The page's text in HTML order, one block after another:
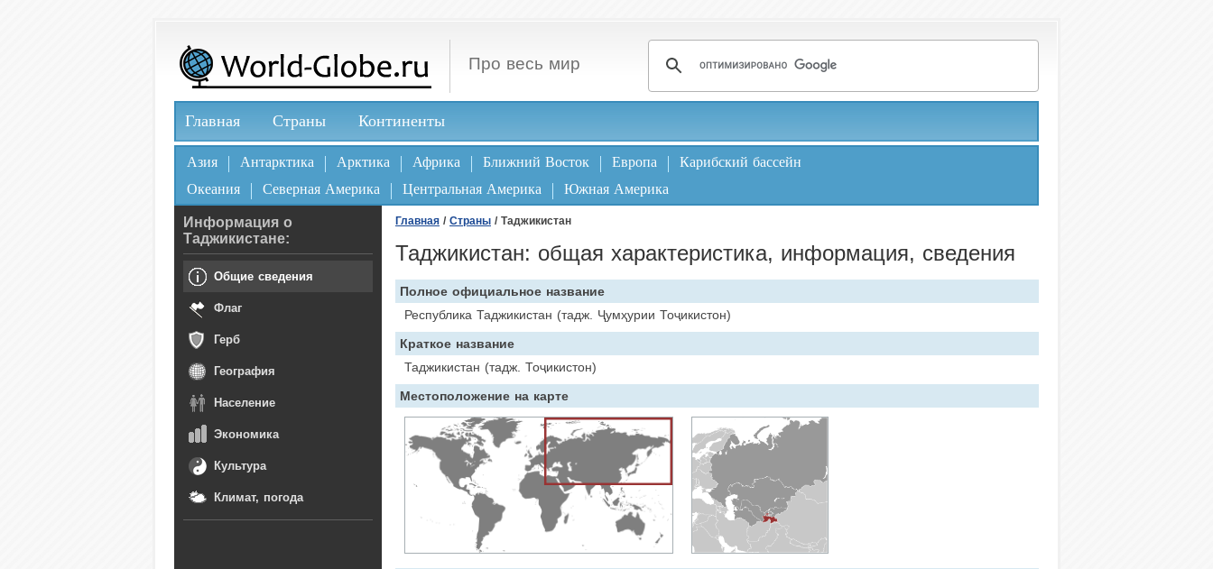
Про весь мир
Главная Страны Континенты
Азия Антарктика Арктика Африка Ближний Восток Европа
Карибский бассейн
Океания
Северная Америка Центральная Америка Южная Америка
Главная / Страны / Таджикистан
Таджикистан: общая характеристика, информация, сведения
Полное официальное название
Республика Таджикистан (тадж. Ҷумҳурии Тоҷикистон)
Краткое название
Таджикистан (тадж. Тоҷикистон)
Местоположение на карте
Информация о
Таджикистане:
Общие сведения
Флаг
Герб
География
Население
Экономика
Культура
Климат, погода